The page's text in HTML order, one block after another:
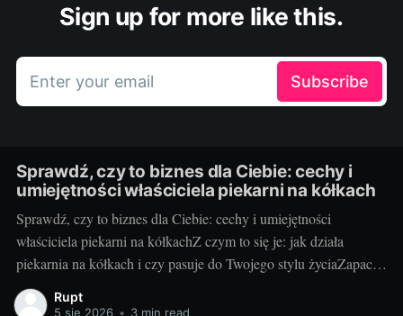
Sign up for more like this.
Enter your email Subscribe
Sprawdź, czy to biznes dla Ciebie: cechy i
umiejętności właściciela piekarni na kółkach
Sprawdź, czy to biznes dla Ciebie: cechy i umiejętności
właściciela piekarni na kółkachZ czym to się je: jak działa
piekarnia na kółkach i czy pasuje do Twojego stylu życiaZapach
świeżych bułek o świcie i uśmiechy klientów, gdy otwierasz
klapę auta – za to kocha się piekarnię na kółkach. To mobilny
Rupt
5 sie 2026 • 3 min read